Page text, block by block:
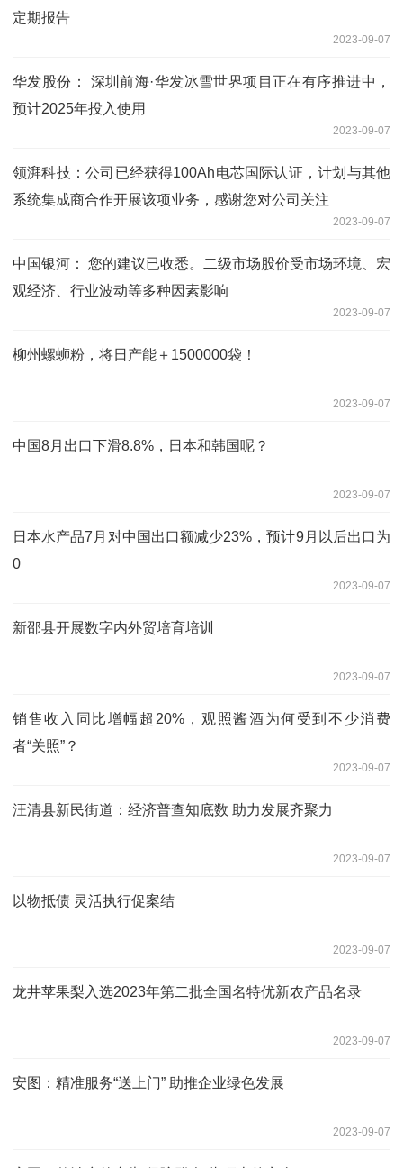
定期报告
2023-09-07
华发股份： 深圳前海·华发冰雪世界项目正在有序推进中，
预计2025年投入使用
2023-09-07
领湃科技：公司已经获得100Ah电芯国际认证，计划与其他
系统集成商合作开展该项业务，感谢您对公司关注
2023-09-07
中国银河： 您的建议已收悉。二级市场股价受市场环境、宏
观经济、行业波动等多种因素影响
2023-09-07
柳州螺蛳粉，将日产能＋1500000袋！
2023-09-07
中国8月出口下滑8.8%，日本和韩国呢？
2023-09-07
日本水产品7月对中国出口额减少23%，预计9月以后出口为
0
2023-09-07
新邵县开展数字内外贸培育培训
2023-09-07
销售收入同比增幅超20%，观照酱酒为何受到不少消费
者“关照”？
2023-09-07
汪清县新民街道：经济普查知底数 助力发展齐聚力
2023-09-07
以物抵债 灵活执行促案结
2023-09-07
龙井苹果梨入选2023年第二批全国名特优新农产品名录
2023-09-07
安图：精准服务“送上门” 助推企业绿色发展
2023-09-07